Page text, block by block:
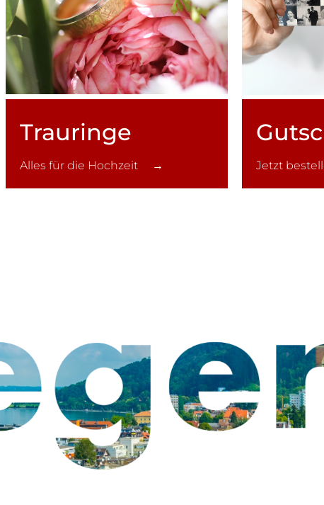
Trauringe
Alles für die Hochzeit → Jetzt